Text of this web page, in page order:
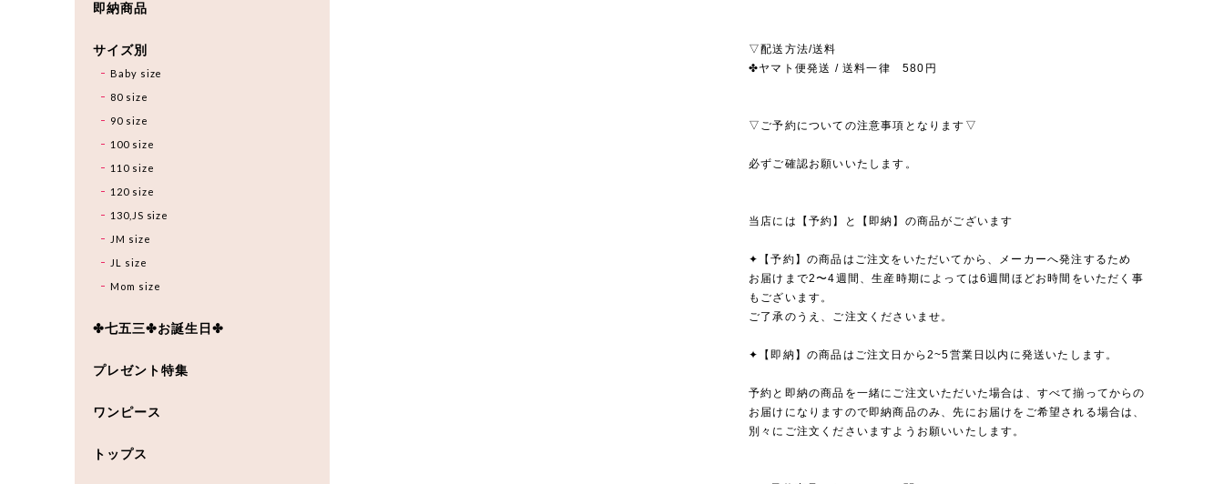
▽配送方法/送料
✤ヤマト便発送 / 送料一律 580円
▽ご予約についての注意事項となります▽
必ずご確認お願いいたします。
当店には【予約】と【即納】の商品がございます
✦【予約】の商品はご注文をいただいてから、メーカーへ発注するため
お届けまで2〜4週間、生産時期によっては6週間ほどお時間をいただく事
もございます。
ご了承のうえ、ご注文くださいませ。
✦【即納】の商品はご注文日から2~5営業日以内に発送いたします。
予約と即納の商品を一緒にご注文いただいた場合は、すべて揃ってからの
お届けになりますので即納商品のみ、先にお届けをご希望される場合は、
別々にご注文くださいますようお願いいたします。
即納商品
サイズ別
Baby size
80 size
90 size
100 size
110 size
120 size
130,JS size
JM size
JL size
Mom size
✤七五三✤お誕生日✤
プレゼント特集
ワンピース
トップス